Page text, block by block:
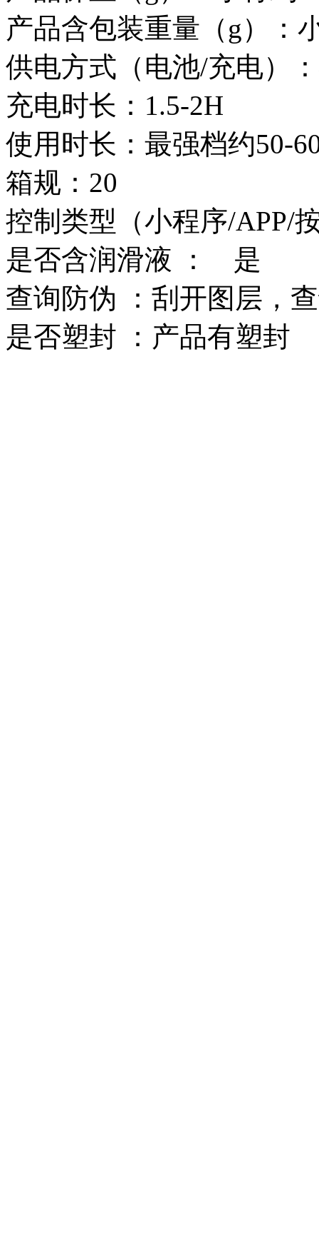
产品含包装重量（g）：
供电方式（电池/充电）
充电时长：1.5-2H
使用时长：最强档约50-
箱规：20
控制类型（小程序/APP/
是否含润滑液 ：
是
查询防伪 ：刮开图层，
是否塑封 ：产品有塑封